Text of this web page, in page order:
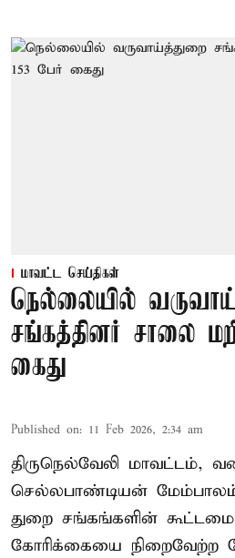
மாவட்ட செய்திகள்
நெல்லையில்
சங்கத்தினர் சாலை
கைது
Published on: 11 Feb 2026, 2:34 am
திருநெல்வேலி மாவட்டம்,
செல்லபாண்டியன்
துறை சங்கங்களின்
கோரிக்கையை நிறைவேற்ற